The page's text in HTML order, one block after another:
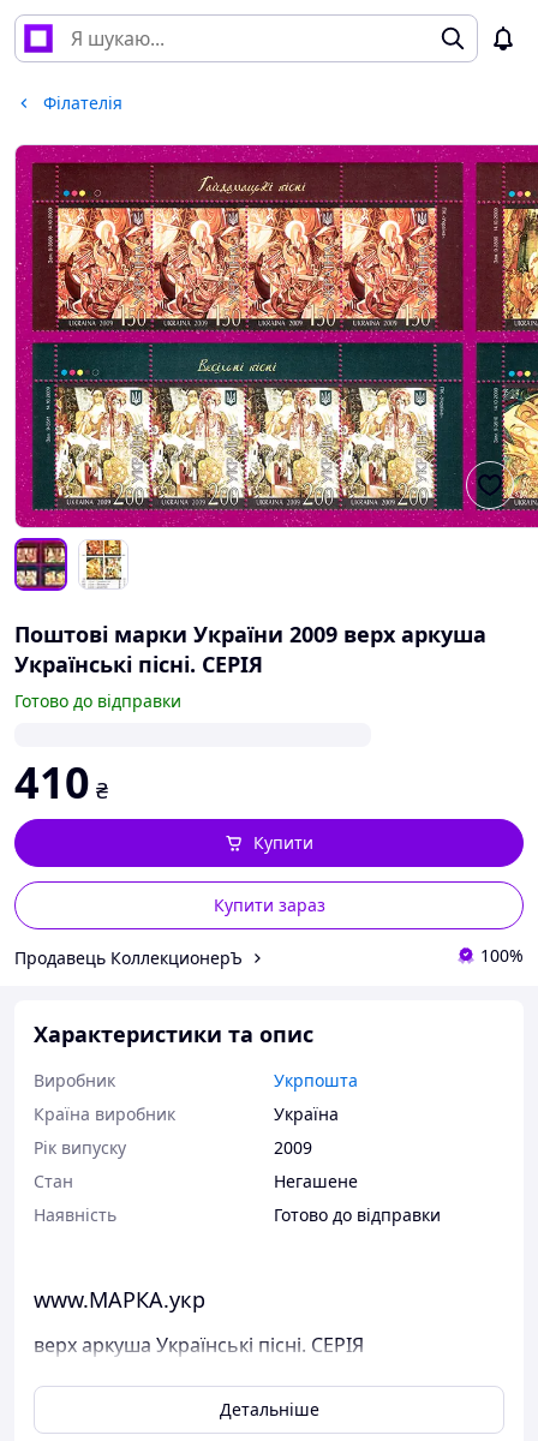
Філателія
Поштові марки України 2009 верх аркуша
Українські пісні. СЕРІЯ
Готово до відправки
410 ₴
Купити зараз
Купити
Продавець КоллекционерЪ 100%
Характеристики та опис
Виробник
Укрпошта
Країна виробник
Україна
Рік випуску
2009
Стан
Негашене
Наявність
Готово до відправки
www.МАРКА.укр
верх аркуша Українські пісні. СЕРІЯ
Поштові марки України
Виставлені на продаж марки України чисті, у
Детальніше